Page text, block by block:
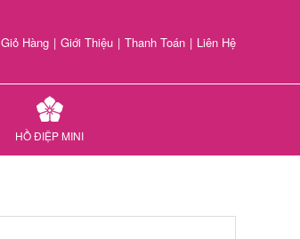
Giỏ Hàng | Giới Thiệu | Thanh Toán | Liên Hệ
HỒ ĐIỆP MINI